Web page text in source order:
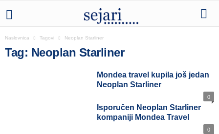
Naslovnica Tagovi Neoplan Starliner
Tag: Neoplan Starliner
Mondea travel kupila još jedan
Neoplan Starliner
0
Isporučen Neoplan Starliner
kompaniji Mondea Travel
0